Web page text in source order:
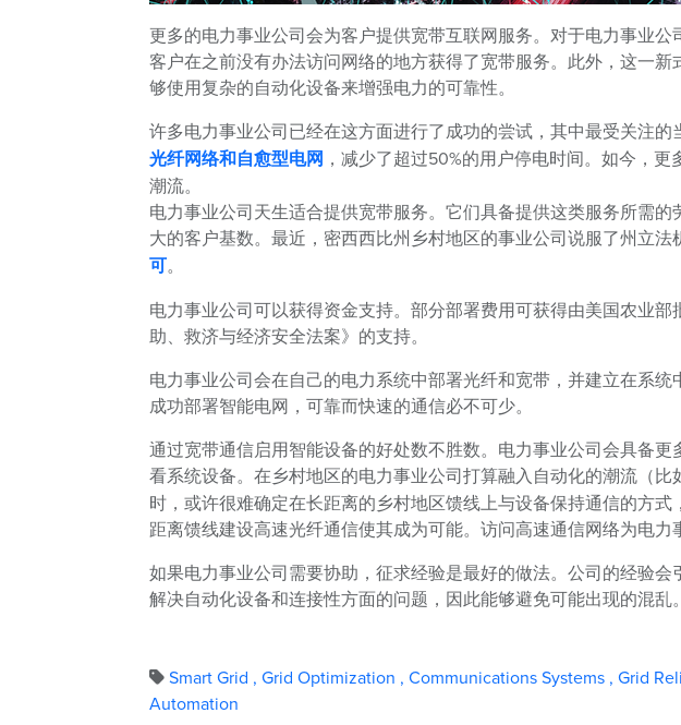
更多的电力事业公司会为客户提供宽带互联网服务。对于电力事业
客户在之前没有办法访问网络的地方获得了宽带服务。此外，这一
够使用复杂的自动化设备来增强电力的可靠性。
许多电力事业公司已经在这方面进行了成功的尝试，其中最受关注的
光纤网络和自愈型电网 ，减少了超过50%的用户停电时间。如今，
潮流。
电力事业公司天生适合提供宽带服务。它们具备提供这类服务所需
大的客户基数。最近，密西西比州乡村地区的事业公司说服了州立法
可。
电力事业公司可以获得资金支持。部分部署费用可获得由美国农业
助、救济与经济安全法案》的支持。
电力事业公司会在自己的电力系统中部署光纤和宽带，并建立在系
成功部署智能电网，可靠而快速的通信必不可少。
通过宽带通信启用智能设备的好处数不胜数。电力事业公司会具备
看系统设备。在乡村地区的电力事业公司打算融入自动化的潮流（比
时，或许很难确定在长距离的乡村地区馈线上与设备保持通信的方
距离馈线建设高速光纤通信使其成为可能。访问高速通信网络为电力
如果电力事业公司需要协助，征求经验是最好的做法。公司的经验
解决自动化设备和连接性方面的问题，因此能够避免可能出现的混乱。
Smart Grid , Grid Optimization , Communications Systems , Grid
Automation